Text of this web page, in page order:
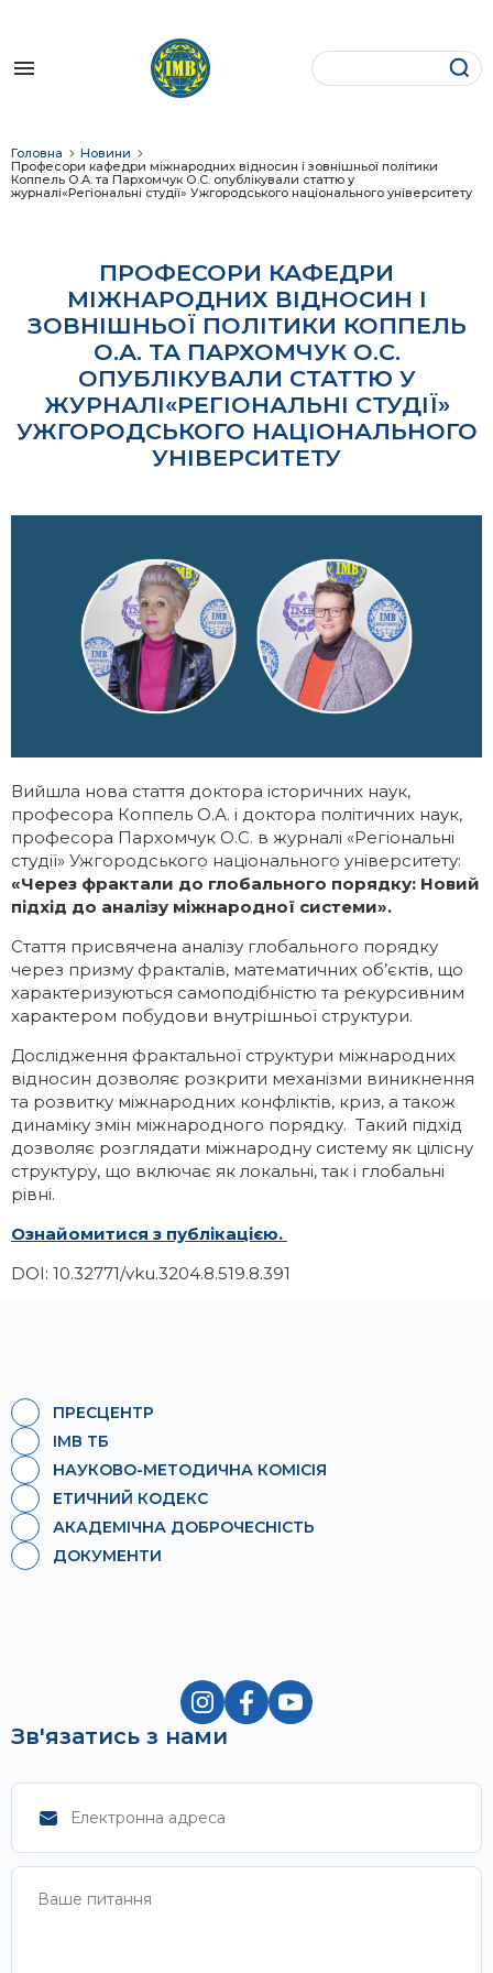
Головна
Новини
Професори кафедри міжнародних відносин і зовнішньої політики
Коппель О.А. та Пархомчук О.С. опублікували статтю у
журналі«Регіональні студії» Ужгородського національного університету
ПРОФЕСОРИ КАФЕДРИ
МІЖНАРОДНИХ ВІДНОСИН І
ЗОВНІШНЬОЇ ПОЛІТИКИ КОППЕЛЬ
О.А. ТА ПАРХОМЧУК О.С.
ОПУБЛІКУВАЛИ СТАТТЮ У
ЖУРНАЛІ«РЕГІОНАЛЬНІ СТУДІЇ»
УЖГОРОДСЬКОГО НАЦІОНАЛЬНОГО
УНІВЕРСИТЕТУ
Вийшла нова стаття доктора історичних наук,
професора Коппель О.А. і доктора політичних наук,
професора Пархомчук О.С. в журналі «Регіональні
студії» Ужгородського національного університету:
«Через фрактали до глобального порядку: Новий
підхід до аналізу міжнародної системи».
Стаття присвячена аналізу глобального порядку
через призму фракталів, математичних об’єктів, що
характеризуються самоподібністю та рекурсивним
характером побудови внутрішньої структури.
Дослідження фрактальної структури міжнародних
відносин дозволяє розкрити механізми виникнення
та розвитку міжнародних конфліктів, криз, а також
динаміку змін міжнародного порядку. Такий підхід
дозволяє розглядати міжнародну систему як цілісну
структуру, що включає як локальні, так і глобальні
рівні.
Ознайомитися з публікацією.
DOI: 10.32771/vku.3204.8.519.8.391
ПРЕСЦЕНТР
ІМВ ТБ
НАУКОВО-МЕТОДИЧНА КОМІСІЯ
ЕТИЧНИЙ КОДЕКС
АКАДЕМІЧНА ДОБРОЧЕСНІСТЬ
ДОКУМЕНТИ
Зв'язатись з нами
Вчена рада Інституту
Відомі випускники
Центр кар'єри та працевлаштування
Благодійна діяльність
ІМВ Hall Art Gallery
Бізнес-школа
Школа молодого українського
Громадські обговорення
Міжнародні комунікації
Міжнародне регіонознавство
Міжнародне право
Міжнародні економічні відносини
Англомовні програми
Заочна магістратура
Майстер-класи МЗС України в ННІМВ
ОС Бакалавр (денна форма)
ОС Магістр (заочна форма)
Спеціалізовані вчені ради
аспірантів
Наукові видання
Аспірантура
Програми доктора філософії
Звернення директора
Благодійники
Як зробити внесок
Наші партнери
Академічна мобільність
Контактна інформація
Міжнародне співробітництво